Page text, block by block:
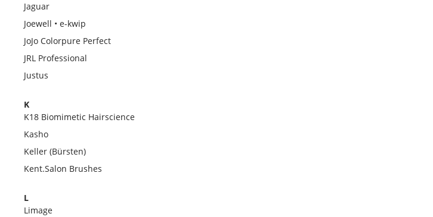
Jaguar
Joewell • e-kwip
JoJo Colorpure Perfect
JRL Professional
Justus
K
K18 Biomimetic Hairscience
Kasho
Keller (Bürsten)
Kent.Salon Brushes
L
Limage